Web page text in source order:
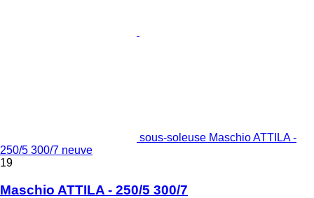
sous-soleuse Maschio ATTILA -
250/5 300/7 neuve
19
Maschio ATTILA - 250/5 300/7